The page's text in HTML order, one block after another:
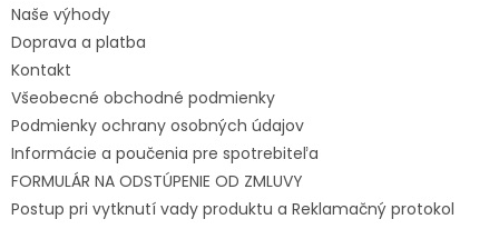
Naše výhody
Doprava a platba
Kontakt
Všeobecné obchodné podmienky
Podmienky ochrany osobných údajov
Informácie a poučenia pre spotrebiteľa
FORMULÁR NA ODSTÚPENIE OD ZMLUVY
Postup pri vytknutí vady produktu a Reklamačný protokol